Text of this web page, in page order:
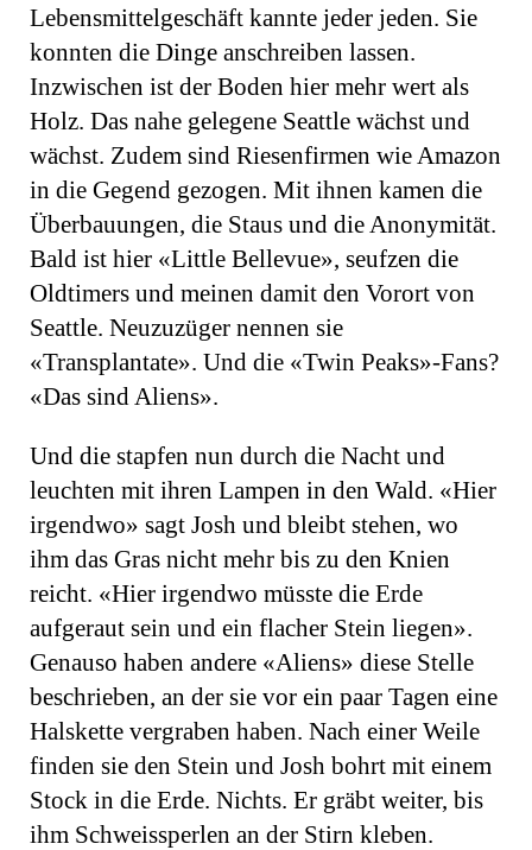
Lebensmittelgeschäft kannte jeder jeden. Sie
konnten die Dinge anschreiben lassen.
Inzwischen ist der Boden hier mehr wert als
Holz. Das nahe gelegene Seattle wächst und
wächst. Zudem sind Riesenfirmen wie Amazon
in die Gegend gezogen. Mit ihnen kamen die
Überbauungen, die Staus und die Anonymität.
Bald ist hier «Little Bellevue», seufzen die
Oldtimers und meinen damit den Vorort von
Seattle. Neuzuzüger nennen sie
«Transplantate». Und die «Twin Peaks»-Fans?
«Das sind Aliens».
Und die stapfen nun durch die Nacht und
leuchten mit ihren Lampen in den Wald. «Hier
irgendwo» sagt Josh und bleibt stehen, wo
ihm das Gras nicht mehr bis zu den Knien
reicht. «Hier irgendwo müsste die Erde
aufgeraut sein und ein flacher Stein liegen».
Genauso haben andere «Aliens» diese Stelle
beschrieben, an der sie vor ein paar Tagen eine
Halskette vergraben haben. Nach einer Weile
finden sie den Stein und Josh bohrt mit einem
Stock in die Erde. Nichts. Er gräbt weiter, bis
ihm Schweissperlen an der Stirn kleben.